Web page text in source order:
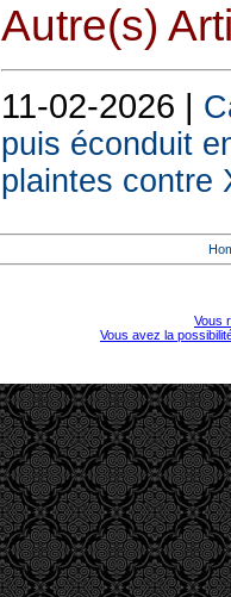
Autre(s)
11-02-2026 |
puis éconduit
plaintes contre
Vous
Vous avez la